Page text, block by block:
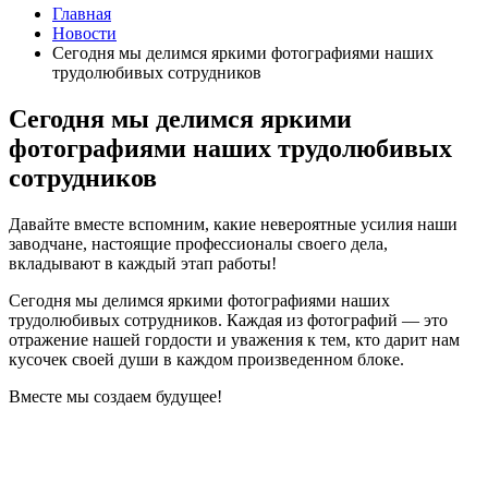
Главная
Новости
Сегодня мы делимся яркими фотографиями наших
трудолюбивых сотрудников
Сегодня мы делимся яркими
фотографиями наших трудолюбивых
сотрудников
Давайте вместе вспомним, какие невероятные усилия наши
заводчане, настоящие профессионалы своего дела,
вкладывают в каждый этап работы!
Сегодня мы делимся яркими фотографиями наших
трудолюбивых сотрудников. Каждая из фотографий — это
отражение нашей гордости и уважения к тем, кто дарит нам
кусочек своей души в каждом произведенном блоке.
Вместе мы создаем будущее!